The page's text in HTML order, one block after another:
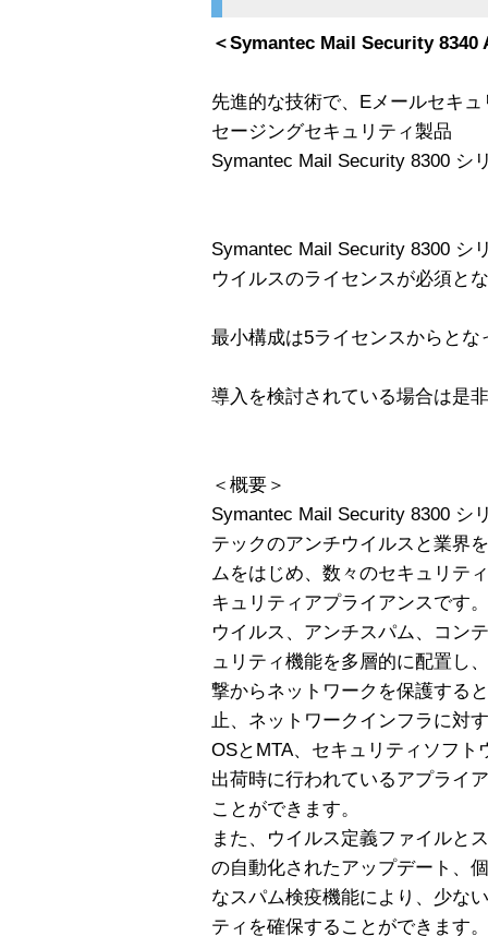
＜Symantec Mail Security 8340
先進的な技術で、Eメールセキ
セージングセキュリティ製品
Symantec Mail Security 8300 シ
Symantec Mail Security 8300 シ
ウイルスのライセンスが必須と
最小構成は5ライセンスからとな
導入を検討されている場合は是
＜概要＞
Symantec Mail Security 8300 シ
テックのアンチウイルスと業界
ムをはじめ、数々のセキュリテ
キュリティアプライアンスです
ウイルス、アンチスパム、コン
ュリティ機能を多層的に配置し
撃からネットワークを保護する
止、ネットワークインフラに対
OSとMTA、セキュリティソフ
出荷時に行われているアプライ
ことができます。
また、ウイルス定義ファイルと
の自動化されたアップデート、
なスパム検疫機能により、少な
ティを確保することができます。